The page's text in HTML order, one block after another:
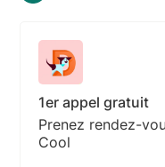
1er appel gratuit
Prenez rendez-
Cool